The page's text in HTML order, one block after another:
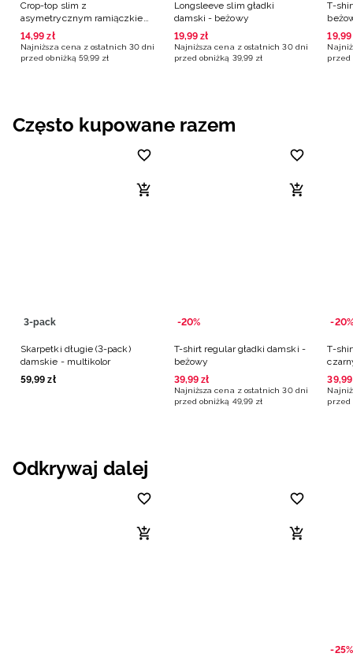
Crop-top slim z
asymetrycznym ramiączkiem
damski - beżowy
14,99 zł
Najniższa cena z ostatnich 30 dni
przed obniżką 59,99 zł
Longsleeve slim gładki
damski - beżowy
19,99 zł
Najniższa cena z ostatnich 30 dni
przed obniżką 39,99 zł
T-
19,99
przed
Często kupowane razem
3-pack
Skarpetki długie (3-pack)
damskie - multikolor
59,99 zł
-20%
T-shirt regular gładki damski -
beżowy
39,99 zł
Najniższa cena z ostatnich 30 dni
przed obniżką 49,99 zł
-20%
T-
39,99
przed
Odkrywaj dalej
-25%